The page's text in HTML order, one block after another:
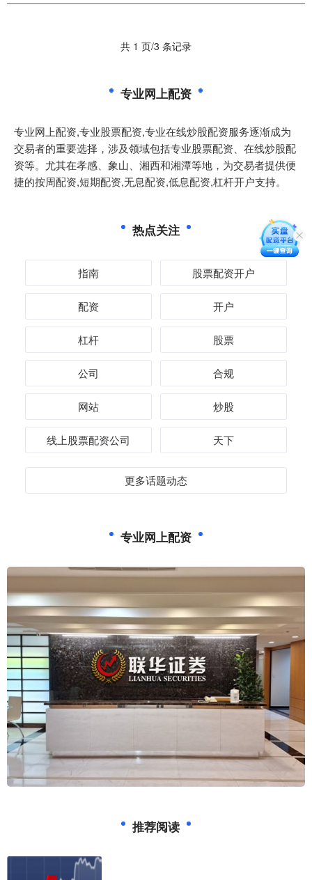
共 1 页/3 条记录
专业网上配资
专业网上配资,专业股票配资,专业在线炒股配资服务逐渐成为
交易者的重要选择，涉及领域包括专业股票配资、在线炒股配
资等。尤其在孝感、象山、湘西和湘潭等地，为交易者提供便
捷的按周配资,短期配资,无息配资,低息配资,杠杆开户支持。
热点关注
指南 股票配资开户
配资 开户
杠杆 股票
公司 合规
网站 炒股
线上股票配资公司 天下
更多话题动态
专业网上配资
推荐阅读